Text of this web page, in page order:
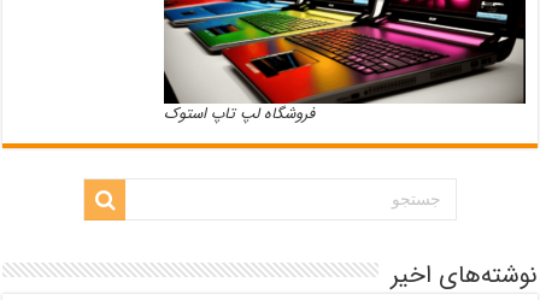
فروشگاه لپ تاپ استوک
نوشته‌های اخیر